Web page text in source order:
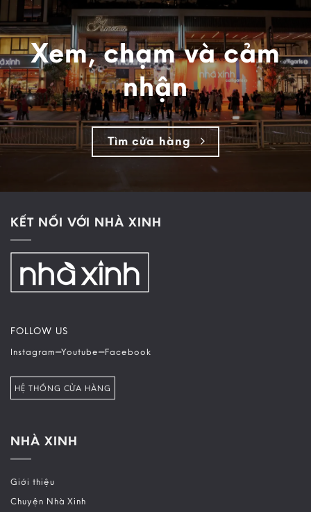
Xem, chạm và cảm
nhận
Tìm cửa hàng
KẾT NỐI VỚI NHÀ XINH
FOLLOW US
Instagram–Youtube–Facebook
HỆ THỐNG CỬA HÀNG
NHÀ XINH
Giới thiệu
Chuyện Nhà Xinh